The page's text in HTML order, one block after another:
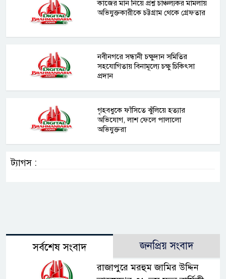
কাজের মান নিয়ে প্রশ্ন চাঞ্চল্যকর মামলায়
অভিযুক্তকারীকে চট্টগ্রাম থেকে গ্রেফতার
নবীনগরে সন্ধানী চক্ষুদান সমিতির
সহযোগিতায় বিনামূল্যে চক্ষু চিকিৎসা
প্রদান
গৃহবধুকে ফাঁসিতে ঝুঁলিয়ে হত্যার
অভিযোগ, লাশ ফেলে পালালো
অভিযুক্তরা
ট্যাগস :
সর্বশেষ সংবাদ জনপ্রিয় সংবাদ
রাজাপুরে মরহুম জামির উদ্দিন